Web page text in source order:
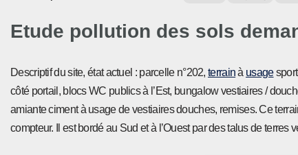
Etude pollution des sols
Descriptif du site, état actuel : parcelle n°202,terrainà usage
côté portail, blocs WC publics à l’Est, bungalow vestiaires /
amiante ciment à usage de vestiaires douches, remises. Ce
compteur. Il est bordé au Sud et à l’Ouest par des talus de terres